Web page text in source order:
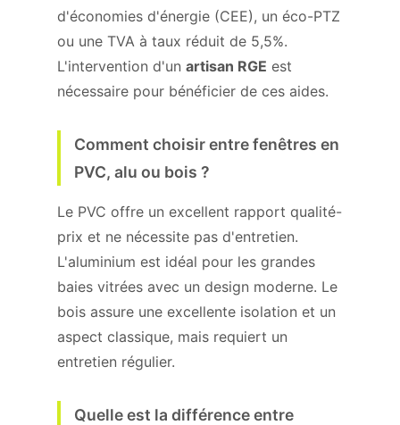
d'économies d'énergie (CEE), un éco-PTZ
ou une TVA à taux réduit de 5,5%.
L'intervention d'un artisan RGE est
nécessaire pour bénéficier de ces aides.
Comment choisir entre fenêtres en
PVC, alu ou bois ?
Le PVC offre un excellent rapport qualité-
prix et ne nécessite pas d'entretien.
L'aluminium est idéal pour les grandes
baies vitrées avec un design moderne. Le
bois assure une excellente isolation et un
aspect classique, mais requiert un
entretien régulier.
Quelle est la différence entre